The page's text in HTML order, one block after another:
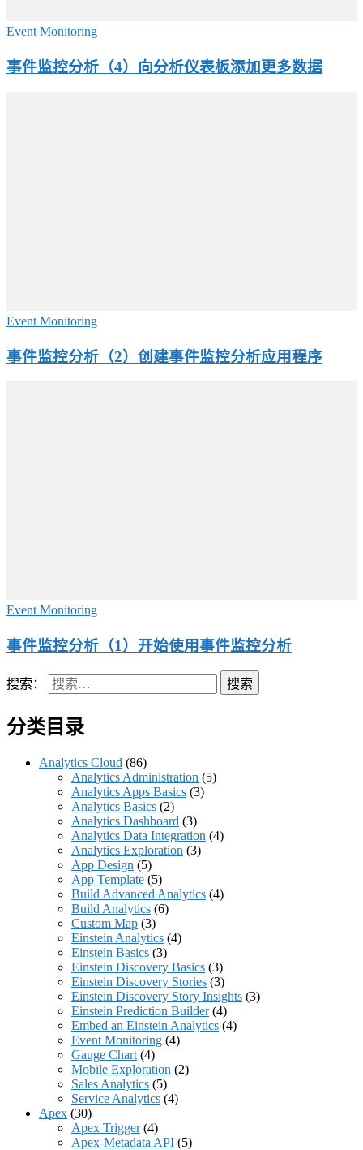
Event Monitoring
事件监控分析（4）向分析仪表板添加更多数据
Event Monitoring
事件监控分析（2）创建事件监控分析应用程序
Event Monitoring
事件监控分析（1）开始使用事件监控分析
搜索：
分类目录
Analytics Cloud (86)
Analytics Administration (5)
Analytics Apps Basics (3)
Analytics Basics (2)
Analytics Dashboard (3)
Analytics Data Integration (4)
Analytics Exploration (3)
App Design (5)
App Template (5)
Build Advanced Analytics (4)
Build Analytics (6)
Custom Map (3)
Einstein Analytics (4)
Einstein Basics (3)
Einstein Discovery Basics (3)
Einstein Discovery Stories (3)
Einstein Discovery Story Insights (3)
Einstein Prediction Builder(4)
Embed an Einstein Analytics (4)
Event Monitoring (4)
Gauge Chart (4)
Mobile Exploration (2)
Sales Analytics (5)
Service Analytics (4)
Apex (30)
Apex Trigger(4)
Apex-Metadata API (5)